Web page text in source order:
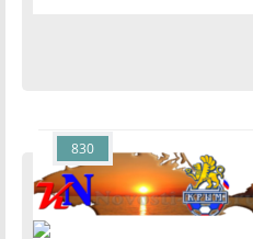
830